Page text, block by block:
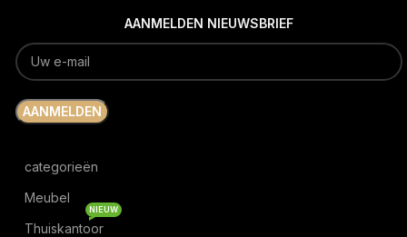
AANMELDEN NIEUWSBRIEF
categorieën
Meubel
Thuiskantoor
NIEUW